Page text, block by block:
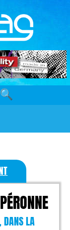
DANS LA